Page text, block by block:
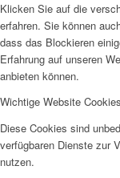
Klicken Sie auf die
erfahren. Sie können
dass das Blockieren
Erfahrung auf unseren
anbieten können.
Wichtige Website Cookies
Diese Cookies sind
verfügbaren Dienste zur
nutzen.